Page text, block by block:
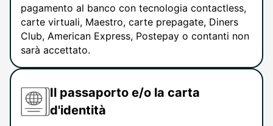
pagamento al banco con tecnologia contactless,
carte virtuali, Maestro, carte prepagate, Diners
Club, American Express, Postepay o contanti non
sarà accettato.
Il passaporto e/o la carta
d'identità